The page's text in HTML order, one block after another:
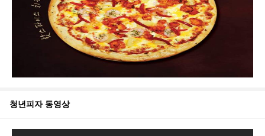
청년피자동영상